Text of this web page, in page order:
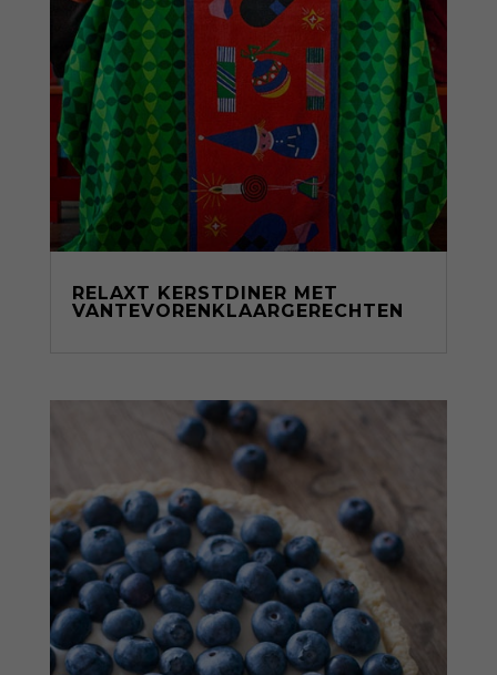
RELAXT KERSTDINER MET
VANTEVORENKLAARGERECHTEN